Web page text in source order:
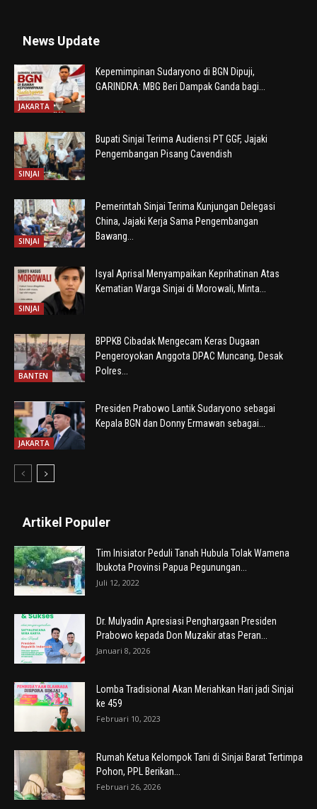
News Update
JAKARTA
Kepemimpinan Sudaryono di BGN Dipuji,
GARINDRA: MBG Beri Dampak Ganda bagi...
SINJAI
Bupati Sinjai Terima Audiensi PT GGF, Jajaki
Pengembangan Pisang Cavendish
SINJAI
Pemerintah Sinjai Terima Kunjungan Delegasi
China, Jajaki Kerja Sama Pengembangan
Bawang...
SINJAI
Isyal Aprisal Menyampaikan Keprihatinan Atas
Kematian Warga Sinjai di Morowali, Minta...
BANTEN
BPPKB Cibadak Mengecam Keras Dugaan
Pengeroyokan Anggota DPAC Muncang, Desak
Polres...
JAKARTA
Presiden Prabowo Lantik Sudaryono sebagai
Kepala BGN dan Donny Ermawan sebagai...
Artikel Populer
Tim Inisiator Peduli Tanah Hubula Tolak Wamena
Ibukota Provinsi Papua Pegunungan...
Juli 12, 2022
Dr. Mulyadin Apresiasi Penghargaan Presiden
Prabowo kepada Don Muzakir atas Peran...
Januari 8, 2026
Lomba Tradisional Akan Meriahkan Hari jadi Sinjai
ke 459
Februari 10, 2023
Rumah Ketua Kelompok Tani di Sinjai Barat Tertimpa
Pohon, PPL Berikan...
Februari 26, 2026